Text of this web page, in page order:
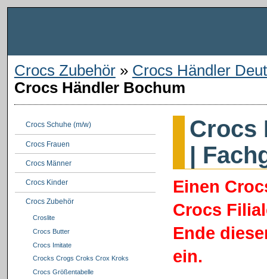
Crocs Zubehör» Crocs Händler
Crocs Händler Bochum
Crocs Schuhe (m/w)
Crocs Frauen
Crocs Männer
Crocs Kinder
Crocs Zubehör
Croslite
Crocs Butter
Crocs Imitate
Crocks Crogs Croks Crox Kroks
Crocs Größentabelle
Crocs
|
Einen
Crocs
Ende
ein.